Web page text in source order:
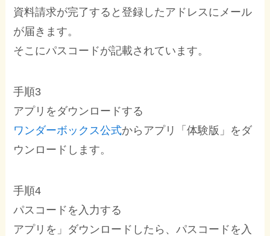
資料請求が完了すると登録したアドレスにメール
が届きます。
そこにパスコードが記載されています。
手順3
アプリをダウンロードする
ワンダーボックス公式からアプリ「体験版」をダ
ウンロードします。
手順4
パスコードを入力する
アプリを」ダウンロードしたら、パスコードを入